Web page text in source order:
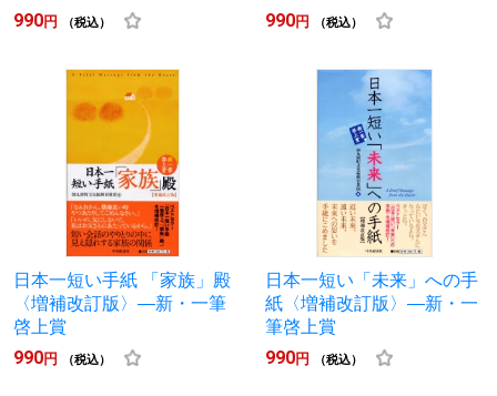
990円 （税込） 990円 （税込）
日本一短い手紙 「家族」殿
〈増補改訂版〉―新・一筆
啓上賞
990円 （税込）
日本一短い「未来」への手
紙〈増補改訂版〉―新・一
筆啓上賞
990円 （税込）